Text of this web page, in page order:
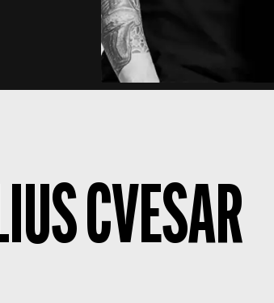
CVESAR